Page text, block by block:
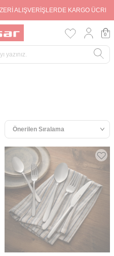
KARGO ÜCRETSİZ
0